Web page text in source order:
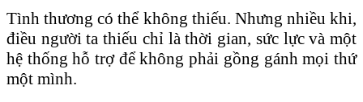
Tình thương có thể không thiếu. Nhưng nhiều khi,
điều người ta thiếu chỉ là thời gian, sức lực và một
hệ thống hỗ trợ để không phải gồng gánh mọi thứ
một mình.